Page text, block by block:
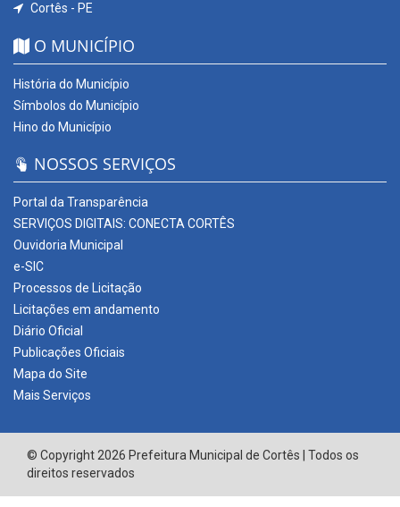
Cortês - PE
O MUNICÍPIO
História do Município
Símbolos do Município
Hino do Município
NOSSOS SERVIÇOS
Portal da Transparência
SERVIÇOS DIGITAIS: CONECTA CORTÊS
Ouvidoria Municipal
e-SIC
Processos de Licitação
Licitações em andamento
Diário Oficial
Publicações Oficiais
Mapa do Site
Mais Serviços
© Copyright 2026 Prefeitura Municipal de Cortês | Todos os
direitos reservados